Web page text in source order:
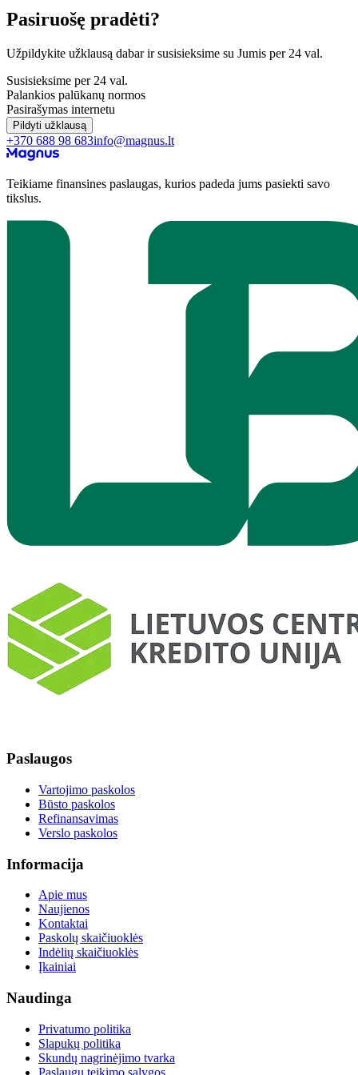
Pasiruošę pradėti?
Užpildykite užklausą dabar ir susisieksime su Jumis per 24 val.
Susisieksime per 24 val.
Palankios palūkanų normos
Pasirašymas internetu
Pildyti užklausą
+370 688 98 683info@magnus.lt
Teikiame finansines paslaugas, kurios padeda jums pasiekti savo
tikslus.
Paslaugos
Vartojimo paskolos
Būsto paskolos
Refinansavimas
Verslo paskolos
Informacija
Apie mus
Naujienos
Kontaktai
Paskolų skaičiuoklės
Indėlių skaičiuoklės
Įkainiai
Naudinga
Privatumo politika
Slapukų politika
Skundų nagrinėjimo tvarka
Paslaugų teikimo sąlygos